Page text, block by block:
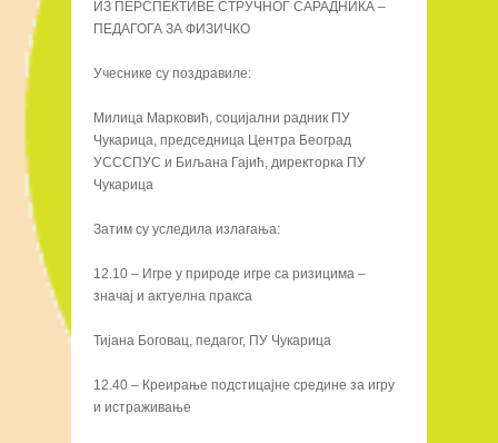
ИЗ ПЕРСПЕКТИВЕ СТРУЧНОГ САРАДНИКА –
ПЕДАГОГА ЗА ФИЗИЧКО
Учеснике су поздравиле:
Милица Марковић, социјални радник ПУ
Чукарица, председница Центра Београд
УСССПУС и Биљана Гајић, директорка ПУ
Чукарица
Затим су уследила излагања:
12.10 – Игре у природе игре са ризицима –
значај и актуелна пракса
Тијана Боговац, педагог, ПУ Чукарица
12.40 – Креирање подстицајне средине за игру
и истраживање